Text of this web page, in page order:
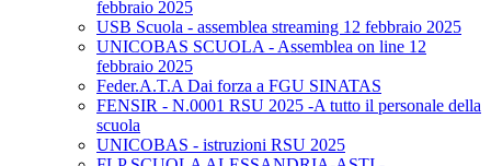
febbraio 2025
USB Scuola - assemblea streaming 12 febbraio 2025
UNICOBAS SCUOLA - Assemblea on line 12
febbraio 2025
Feder.A.T.A Dai forza a FGU SINATAS
FENSIR - N.0001 RSU 2025 -A tutto il personale della
scuola
UNICOBAS - istruzioni RSU 2025